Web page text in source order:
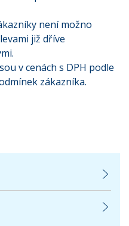
není možno
již dříve
v cenách s DPH podle
zákazníka.